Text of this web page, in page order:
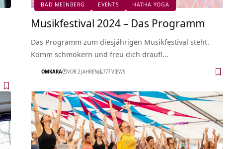
BAD MEINBERG EVENTS HATHA YOGA
Musikfestival 2024 – Das Programm
Das Programm zum diesjährigen Musikfestival steht.
Komm schmökern und freu dich drauf!…
OMKARA VOR 2 JAHREN 777 VIEWS